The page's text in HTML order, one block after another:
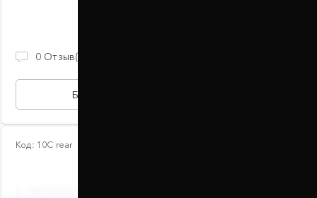
0 Отзыв(ов)
БЫСТРАЯ ПОКУПКА
Код: 10С rear